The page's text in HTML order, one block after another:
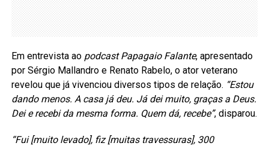
Em entrevista ao podcast Papagaio Falante, apresentado
por Sérgio Mallandro e Renato Rabelo, o ator veterano
revelou que já vivenciou diversos tipos de relação. “Estou
dando menos. A casa já deu. Já dei muito, graças a Deus.
Dei e recebi da mesma forma. Quem dá, recebe”, disparou.
“Fui [muito levado], fiz [muitas travessuras], 300